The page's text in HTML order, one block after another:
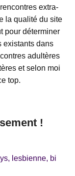
extra-
la qualité du site
pour déterminer
existants dans
adultères
et selon moi
top.
!
lesbienne, bi